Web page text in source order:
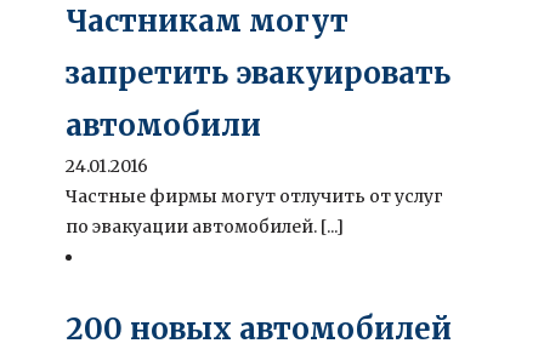
Частникам могут
запретить эвакуировать
автомобили
24.01.2016
Частные фирмы могут отлучить от услуг
по эвакуации автомобилей. [...]
200 новых автомобилей